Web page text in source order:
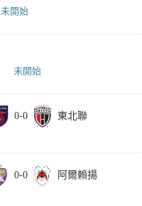
未開始
未開始
0-0
東北聯
0-0
阿爾賴揚